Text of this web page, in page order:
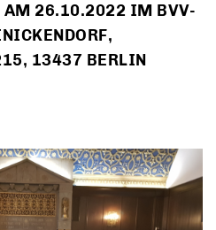
AM 26.10.2022 IM BVV-
13437 BERLIN